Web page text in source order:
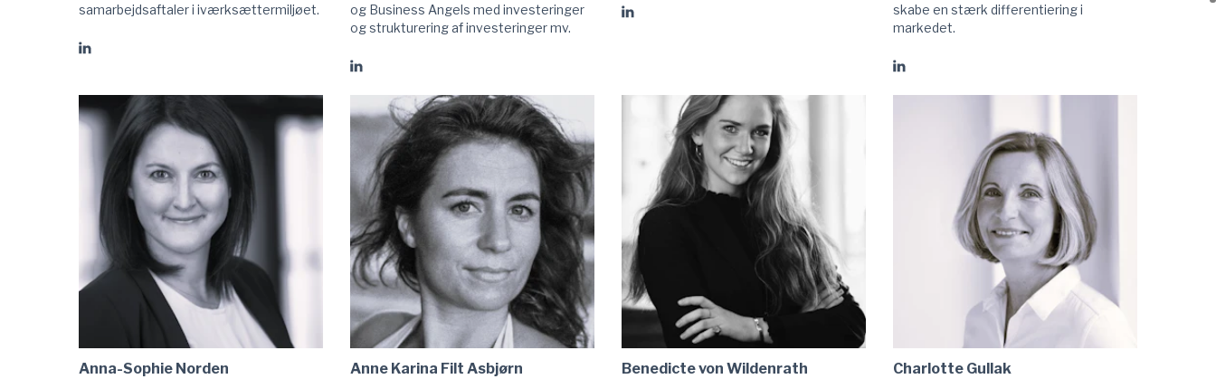
samarbejdsaftaler i iværksættermiljøet.
Gå
Nørgaard
linkedIn
og Business Angels med investeringer
og strukturering af investeringer mv.
Gå
Anders
Kjær
Dybdahl
linkedIn
Gå
linkedIn
skabe en stærk differentiering i
markedet.
Gå
Anna-Sophie Norden Anne Karina Filt Asbjørn
Benedicte von Wildenrath
Charlotte Gullak